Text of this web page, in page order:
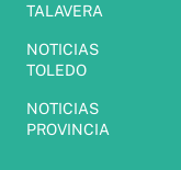
TALAVERA
NOTICIAS
TOLEDO
NOTICIAS
PROVINCIA